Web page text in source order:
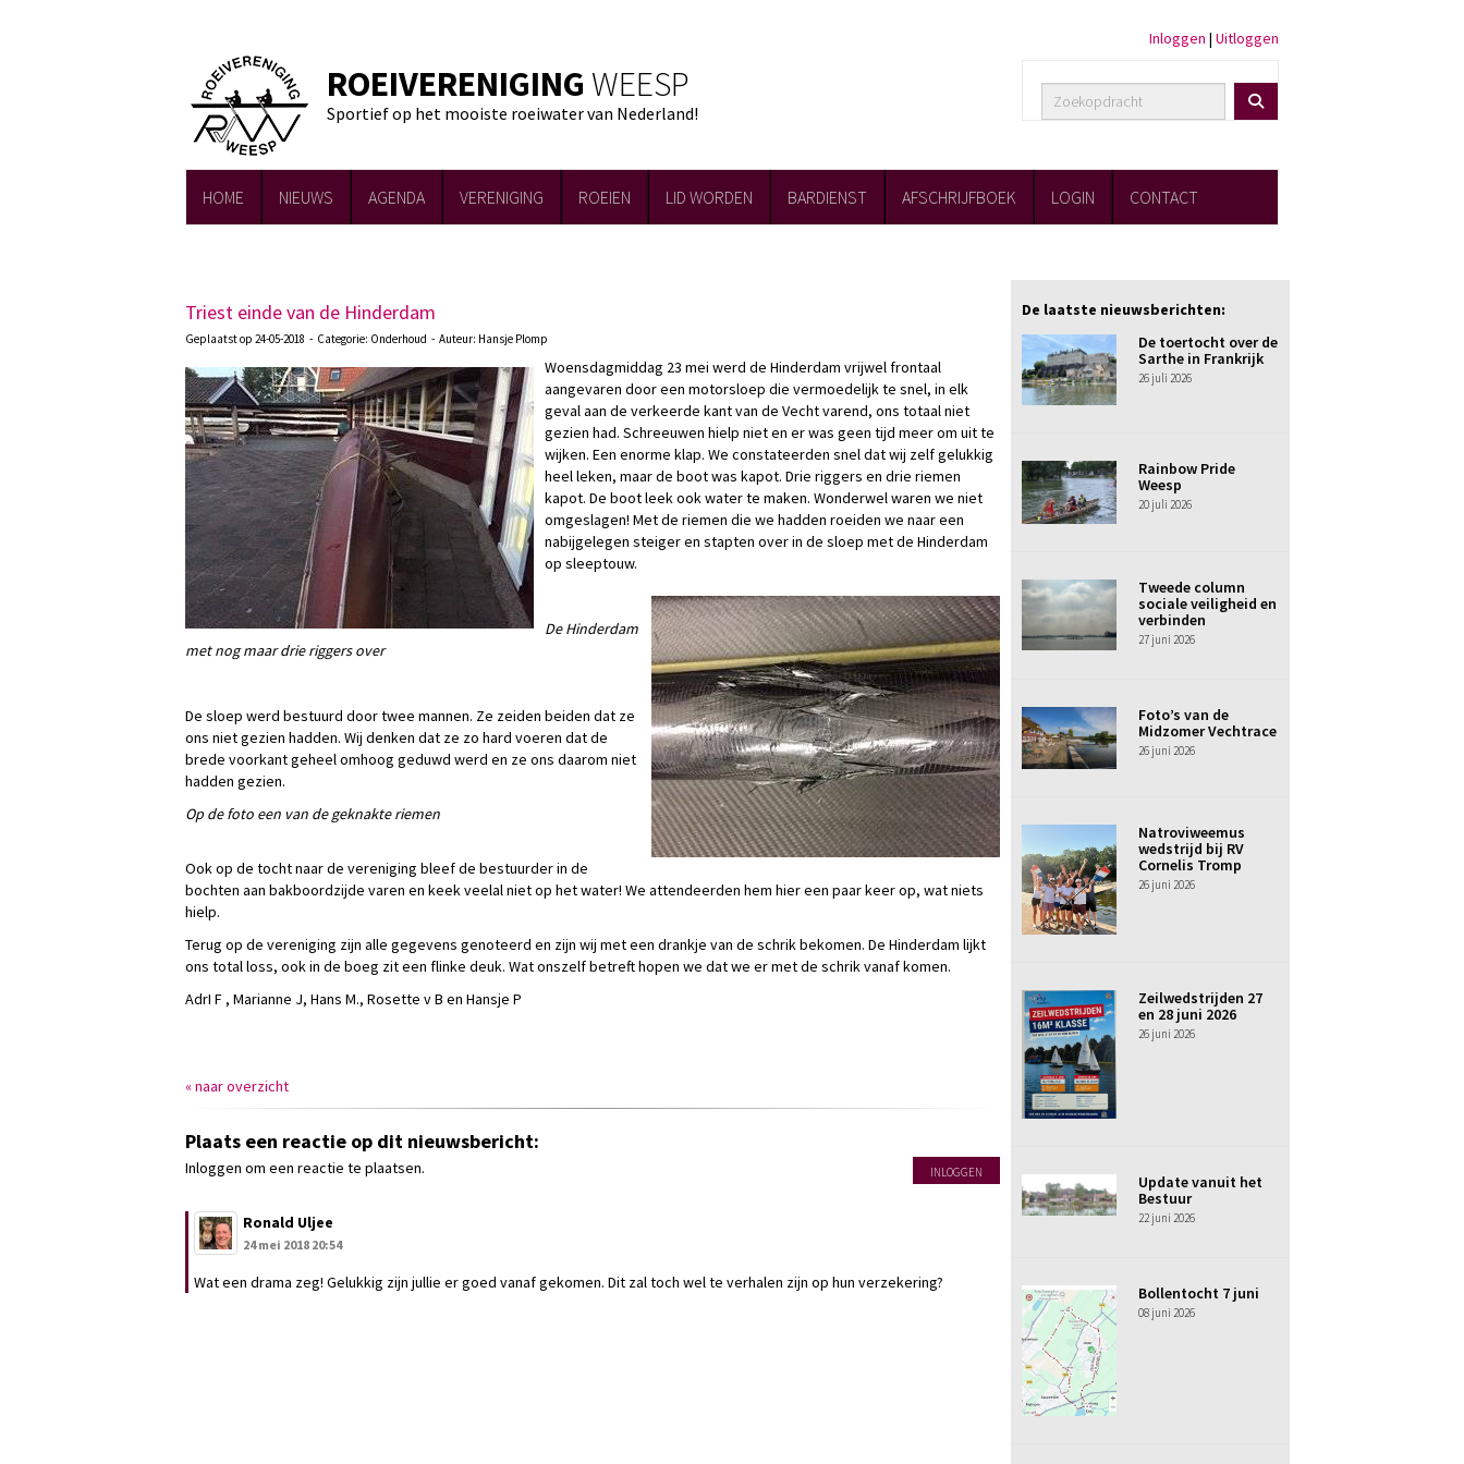
ROEIVERENIGING WEESP
Sportief op het mooiste roeiwater van Nederland!
Inloggen | Uitloggen
HOME NIEUWS AGENDA VERENIGING ROEIEN LID WORDEN BARDIENST AFSCHRIJFBOEK LOGIN CONTACT
Triest einde van de Hinderdam
Geplaatst op 24-05-2018 - Categorie: Onderhoud - Auteur: Hansje Plomp
Woensdagmiddag 23 mei werd de Hinderdam vrijwel frontaal
aangevaren door een motorsloep die vermoedelijk te snel, in elk
geval aan de verkeerde kant van de Vecht varend, ons totaal niet
gezien had. Schreeuwen hielp niet en er was geen tijd meer om uit te
wijken. Een enorme klap. We constateerden snel dat wij zelf gelukkig
heel leken, maar de boot was kapot. Drie riggers en drie riemen
kapot. De boot leek ook water te maken. Wonderwel waren we niet
omgeslagen! Met de riemen die we hadden roeiden we naar een
nabijgelegen steiger en stapten over in de sloep met de Hinderdam
op sleeptouw.
De Hinderdam
met nog maar drie riggers over
De sloep werd bestuurd door twee mannen. Ze zeiden beiden dat ze
ons niet gezien hadden. Wij denken dat ze zo hard voeren dat de
brede voorkant geheel omhoog geduwd werd en ze ons daarom niet
hadden gezien.
Op de foto een van de geknakte riemen
Ook op de tocht naar de vereniging bleef de bestuurder in de
bochten aan bakboordzijde varen en keek veelal niet op het water! We attendeerden hem hier een paar keer op, wat niets
hielp.
Terug op de vereniging zijn alle gegevens genoteerd en zijn wij met een drankje van de schrik bekomen. De Hinderdam lijkt
ons total loss, ook in de boeg zit een flinke deuk. Wat onszelf betreft hopen we dat we er met de schrik vanaf komen.
AdrI F , Marianne J, Hans M., Rosette v B en Hansje P
« naar overzicht
Plaats een reactie op dit nieuwsbericht:
Inloggen om een reactie te plaatsen. INLOGGEN
Ronald Uljee
24 mei 2018 20:54
Wat een drama zeg! Gelukkig zijn jullie er goed vanaf gekomen. Dit zal toch wel te verhalen zijn op hun verzekering?
De laatste nieuwsberichten:
De toertocht over de
Sarthe in Frankrijk
26 juli 2026
Rainbow Pride
Weesp
20 juli 2026
Tweede column
sociale veiligheid en
verbinden
27 juni 2026
Foto’s van de
Midzomer Vechtrace
26 juni 2026
Natroviweemus
wedstrijd bij RV
Cornelis Tromp
26 juni 2026
Zeilwedstrijden 27
en 28 juni 2026
26 juni 2026
Update vanuit het
Bestuur
22 juni 2026
Bollentocht 7 juni
08 juni 2026